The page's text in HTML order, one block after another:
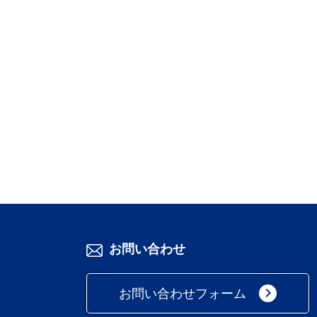
お問い合わせ
お問い合わせフォーム keyboard_arrow_right